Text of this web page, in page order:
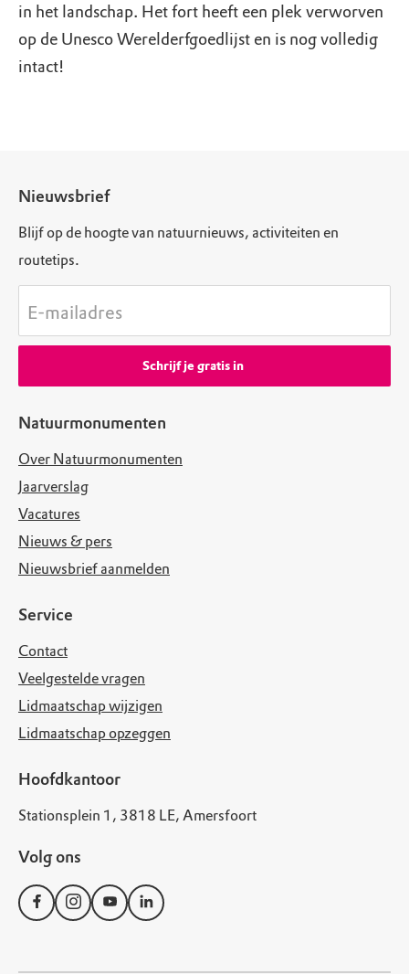
in het landschap. Het fort heeft een plek verworven
op de Unesco Werelderfgoedlijst en is nog volledig
intact!
Natuurmonumenten
Over Natuurmonumenten
Jaarverslag
Vacatures
Nieuws & pers
Nieuwsbrief aanmelden
Service
Contact
Veelgestelde vragen
Lidmaatschap wijzigen
Lidmaatschap opzeggen
Hoofdkantoor
Stationsplein 1, 3818 LE, Amersfoort
Volg ons
Nieuwsbrief
Blijf op de hoogte van natuurnieuws, activiteiten en
routetips.
E-mailadres
Schrijf je gratis in